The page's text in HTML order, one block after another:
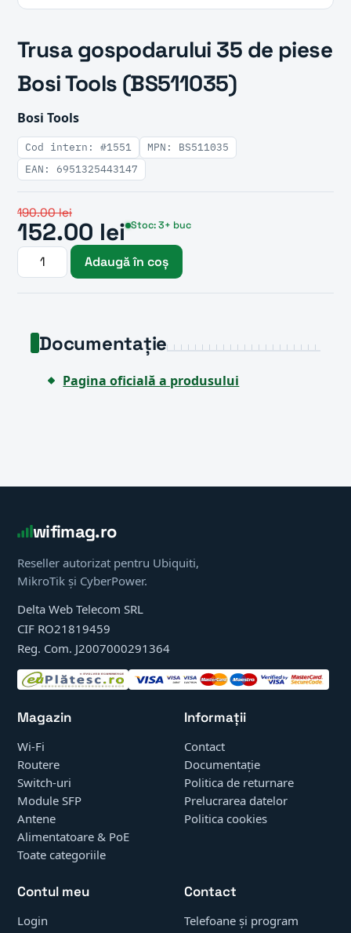
Trusa gospodarului 35 de piese
Bosi Tools (BS511035)
Bosi Tools
Cod intern: #1551
MPN: BS511035
EAN: 6951325443147
190.00 lei
152.00 lei Stoc: 3+ buc
Adaugă în coș
Documentație
Pagina oficială a produsului
wifimag.ro
Reseller autorizat pentru Ubiquiti,
MikroTik și CyberPower.
Delta Web Telecom SRL
CIF RO21819459
Reg. Com. J2007000291364
Magazin
Wi-Fi
Routere
Switch-uri
Module SFP
Antene
Alimentatoare & PoE
Toate categoriile
Informații
Contact
Documentație
Politica de returnare
Prelucrarea datelor
Politica cookies
Contul meu
Login
Contact
Telefoane și program